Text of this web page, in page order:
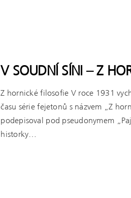
V SOUDNÍ SÍNI – Z
Z hornické filosofie V roce 1931
času série fejetonů s názvem „Z
podepisoval pod pseudonymem
historky…